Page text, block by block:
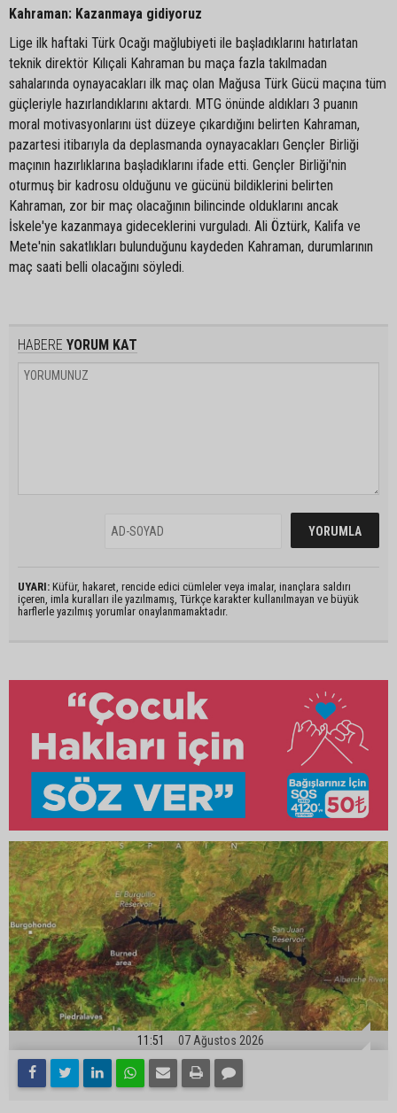
Kahraman: Kazanmaya gidiyoruz
Lige ilk haftaki Türk Ocağı mağlubiyeti ile başladıklarını hatırlatan
teknik direktör Kılıçali Kahraman bu maça fazla takılmadan
sahalarında oynayacakları ilk maç olan Mağusa Türk Gücü maçına tüm
güçleriyle hazırlandıklarını aktardı. MTG önünde aldıkları 3 puanın
moral motivasyonlarını üst düzeye çıkardığını belirten Kahraman,
pazartesi itibarıyla da deplasmanda oynayacakları Gençler Birliği
maçının hazırlıklarına başladıklarını ifade etti. Gençler Birliği'nin
oturmuş bir kadrosu olduğunu ve gücünü bildiklerini belirten
Kahraman, zor bir maç olacağının bilincinde olduklarını ancak
İskele'ye kazanmaya gideceklerini vurguladı. Ali Öztürk, Kalifa ve
Mete'nin sakatlıkları bulunduğunu kaydeden Kahraman, durumlarının
maç saati belli olacağını söyledi.
HABERE YORUM KAT
UYARI: Küfür, hakaret, rencide edici cümleler veya imalar, inançlara saldırı
içeren, imla kuralları ile yazılmamış, Türkçe karakter kullanılmayan ve büyük
harflerle yazılmış yorumlar onaylanmamaktadır.
11:51 07 Ağustos 2026